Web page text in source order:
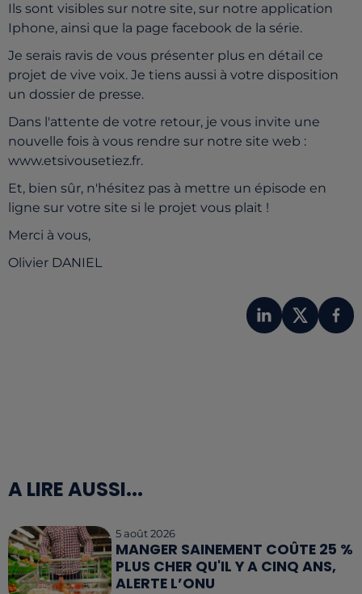
Ils sont visibles sur notre site, sur notre application
Iphone, ainsi que la page facebook de la série.
Je serais ravis de vous présenter plus en détail ce
projet de vive voix. Je tiens aussi à votre disposition
un dossier de presse.
Dans l'attente de votre retour, je vous invite une
nouvelle fois à vous rendre sur notre site web :
www.etsivousetiez.fr.
Et, bien sûr, n'hésitez pas à mettre un épisode en
ligne sur votre site si le projet vous plait !
Merci à vous,
Olivier DANIEL
A LIRE AUSSI...
5 août 2026
MANGER SAINEMENT COÛTE 25 %
PLUS CHER QU'IL Y A CINQ ANS,
ALERTE L’ONU